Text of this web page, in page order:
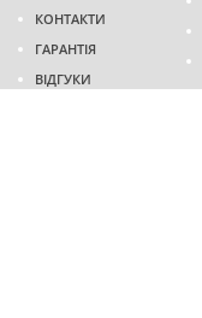
КОНТАКТИ
ГАРАНТІЯ
ВІДГУКИ